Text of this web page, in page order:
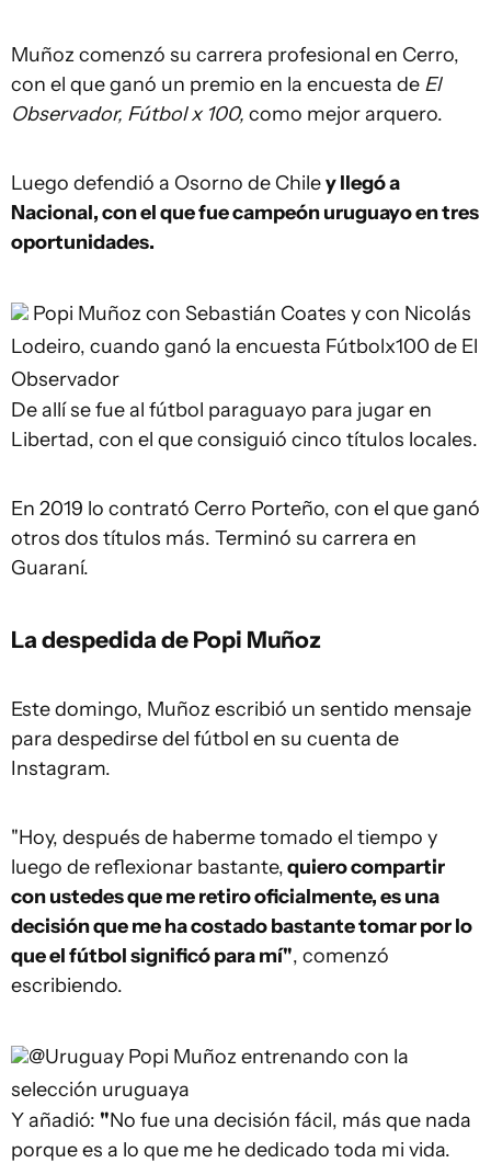
Muñoz comenzó su carrera profesional en Cerro,
con el que ganó un premio en la encuesta de El
Observador, Fútbol x 100, como mejor arquero.
Luego defendió a Osorno de Chiley llegó a
Nacional, con el que fue campeón uruguayo en tres
oportunidades.
Popi Muñoz con Sebastián Coates y con Nicolás
Lodeiro, cuando ganó la encuesta Fútbolx100 de El
Observador
De allí se fue al fútbol paraguayo para jugar en
Libertad, con el que consiguió cinco títulos locales.
En 2019 lo contrató Cerro Porteño, con el que ganó
otros dos títulos más. Terminó su carrera en
Guaraní.
La despedida de Popi Muñoz
Este domingo, Muñoz escribió un sentido mensaje
para despedirse del fútbol en su cuenta de
Instagram.
"Hoy, después de haberme tomado el tiempo y
luego de reflexionar bastante,quiero compartir
con ustedes que me retiro oficialmente, es una
decisión que me ha costado bastante tomar por lo
que el fútbol significó para mí", comenzó
escribiendo.
@Uruguay Popi Muñoz entrenando con la
selección uruguaya
Y añadió: "No fue una decisión fácil, más que nada
porque es a lo que me he dedicado toda mi vida.